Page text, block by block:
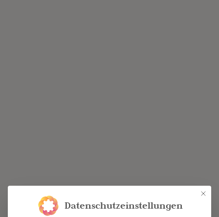
Mit
Datenschutzeinstellungen